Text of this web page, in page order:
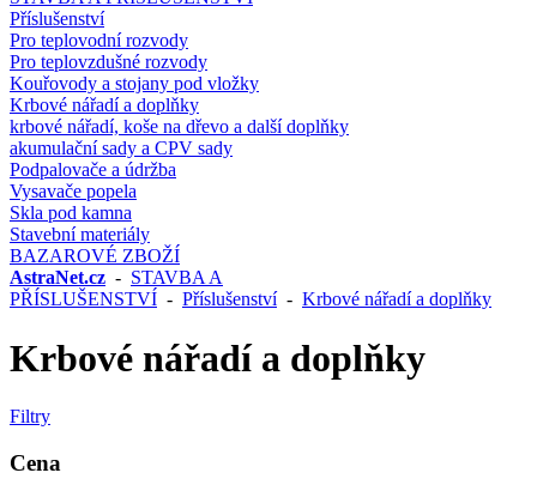
Příslušenství
Pro teplovodní rozvody
Pro teplovzdušné rozvody
Kouřovody a stojany pod vložky
Krbové nářadí a doplňky
krbové nářadí, koše na dřevo a další doplňky
akumulační sady a CPV sady
Podpalovače a údržba
Vysavače popela
Skla pod kamna
Stavební materiály
BAZAROVÉ ZBOŽÍ
AstraNet.cz - STAVBA A
PŘÍSLUŠENSTVÍ - Příslušenství- Krbové nářadí a doplňky
Krbové nářadí a doplňky
Filtry
Cena